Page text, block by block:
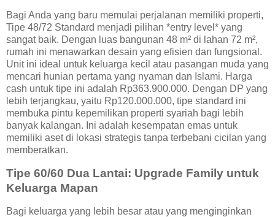
Bagi Anda yang baru memulai perjalanan memiliki properti,
Tipe 48/72 Standard menjadi pilihan *entry level* yang
sangat baik. Dengan luas bangunan 48 m² di lahan 72 m²,
rumah ini menawarkan desain yang efisien dan fungsional.
Unit ini ideal untuk keluarga kecil atau pasangan muda yang
mencari hunian pertama yang nyaman dan Islami. Harga
cash untuk tipe ini adalah Rp363.900.000. Dengan DP yang
lebih terjangkau, yaitu Rp120.000.000, tipe standard ini
membuka pintu kepemilikan properti syariah bagi lebih
banyak kalangan. Ini adalah kesempatan emas untuk
memiliki aset di lokasi strategis tanpa terbebani cicilan yang
memberatkan.
Tipe 60/60 Dua Lantai: Upgrade Family untuk
Keluarga Mapan
Bagi keluarga yang lebih besar atau yang menginginkan